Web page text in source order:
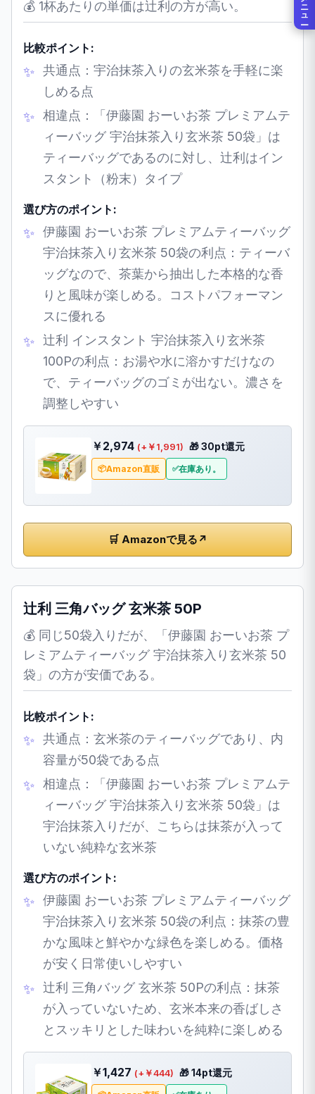
💰 1杯あたりの単価は辻利の方が高い。
比較ポイント:
共通点：宇治抹茶入りの玄米茶を手軽に楽
しめる点
相違点：「伊藤園 おーいお茶 プレミアムテ
ィーバッグ 宇治抹茶入り玄米茶 50袋」は
ティーバッグであるのに対し、辻利はイン
スタント（粉末）タイプ
選び方のポイント:
伊藤園 おーいお茶 プレミアムティーバッグ
宇治抹茶入り玄米茶 50袋の利点：ティーバ
ッグなので、茶葉から抽出した本格的な香
りと風味が楽しめる。コストパフォーマン
スに優れる
辻利 インスタント 宇治抹茶入り玄米茶
100Pの利点：お湯や水に溶かすだけなの
で、ティーバッグのゴミが出ない。濃さを
調整しやすい
￥2,974 (+￥1,991) 🎁 30pt還元
Amazon直販 在庫あり。
🛒 Amazonで見る ↗
辻利 三角バッグ 玄米茶 50P
💰 同じ50袋入りだが、「伊藤園 おーいお茶 プ
レミアムティーバッグ 宇治抹茶入り玄米茶 50
袋」の方が安価である。
比較ポイント:
共通点：玄米茶のティーバッグであり、内
容量が50袋である点
相違点：「伊藤園 おーいお茶 プレミアムテ
ィーバッグ 宇治抹茶入り玄米茶 50袋」は
宇治抹茶入りだが、こちらは抹茶が入って
いない純粋な玄米茶
選び方のポイント:
伊藤園 おーいお茶 プレミアムティーバッグ
宇治抹茶入り玄米茶 50袋の利点：抹茶の豊
かな風味と鮮やかな緑色を楽しめる。価格
が安く日常使いしやすい
辻利 三角バッグ 玄米茶 50Pの利点：抹茶
が入っていないため、玄米本来の香ばしさ
とスッキリとした味わいを純粋に楽しめる
￥1,427 (+￥444) 🎁 14pt還元